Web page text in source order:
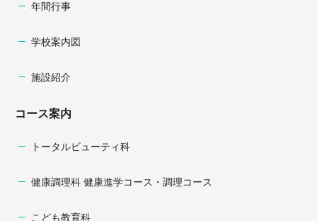
年間行事
学校案内図
施設紹介
コース案内
トータルビューティ科
健康調理科 健康進学コース・調理コース
こども教育科